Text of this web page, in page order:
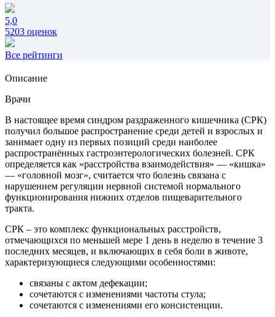
5,0
5203 оценок
Все рейтинги
Описание
Врачи
В настоящее время синдром раздраженного кишечника (СРК)
получил большое распространение среди детей и взрослых и
занимает одну из первых позиций среди наиболее
распространённых гастроэнтерологических болезней. СРК
определяется как «расстройства взаимодействия» — «кишка»
— «головной мозг», считается что болезнь связана с
нарушением регуляции нервной системой нормального
функционирования нижних отделов пищеварительного
тракта.
СРК – это комплекс функциональных расстройств,
отмечающихся по меньшей мере 1 день в неделю в течение 3
последних месяцев, и включающих в себя боли в животе,
характеризующиеся следующими особенностями:
связаны с актом дефекации;
сочетаются с изменениями частоты стула;
сочетаются с изменениями его консистенции.